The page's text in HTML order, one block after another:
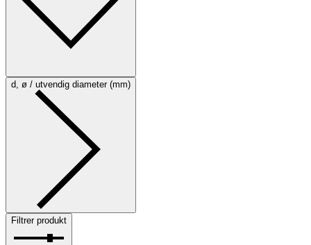
d, ø / utvendig diameter (mm)
Filtrer produkt